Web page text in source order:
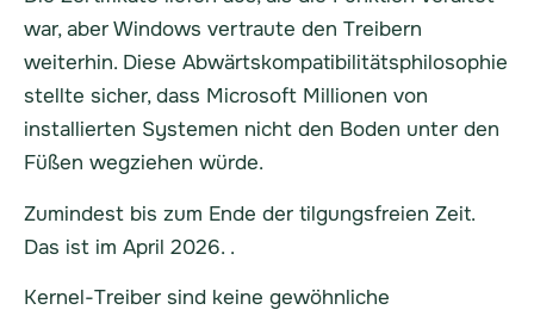
war, aber Windows vertraute den Treibern
weiterhin. Diese Abwärtskompatibilitätsphilosophie
stellte sicher, dass Microsoft Millionen von
installierten Systemen nicht den Boden unter den
Füßen wegziehen würde.
Zumindest bis zum Ende der tilgungsfreien Zeit.
Das ist im April 2026. .
Kernel-Treiber sind keine gewöhnliche